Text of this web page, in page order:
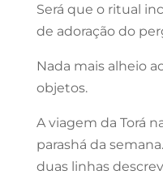
Será que o ritual
de adoração do
Nada mais alheio
objetos.
A viagem da Torá
parashá da
duas linhas